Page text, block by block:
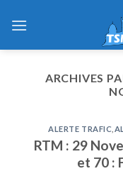
ARCHIVES
ALERTE TRAFIC
RTM : 29
et 70 :